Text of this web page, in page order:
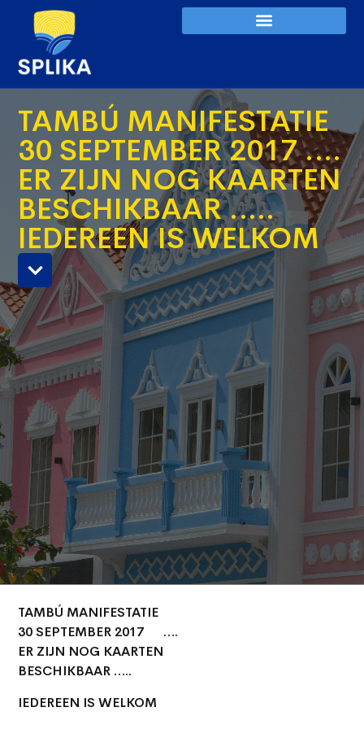
TAMBÚ MANIFESTATIE
30 SEPTEMBER 2017 ….
ER ZIJN NOG KAARTEN
BESCHIKBAAR …..
IEDEREEN IS WELKOM
TAMBÚ MANIFESTATIE
30 SEPTEMBER 2017 ….
ER ZIJN NOG KAARTEN
BESCHIKBAAR …..
IEDEREEN IS WELKOM